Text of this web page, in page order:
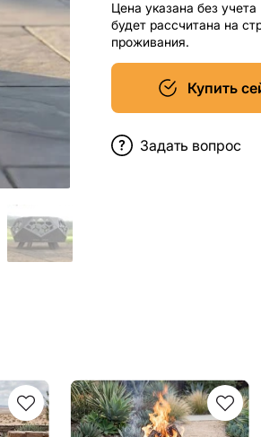
Цена указана без
будет рассчитана на
проживания.
Купить
Задать вопрос